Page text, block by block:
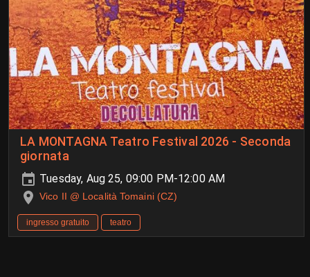
LA MONTAGNA Teatro Festival 2026 - Seconda
giornata
Tuesday, Aug 25, 09:00 PM-12:00 AM
Vico II @ Località Tomaini (CZ)
ingresso gratuito teatro